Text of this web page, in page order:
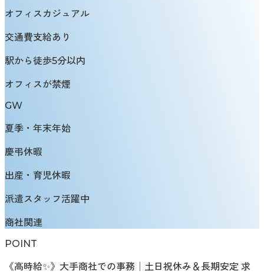
オフィスカジュアル
交通費支給あり
駅から徒歩5分以内
オフィスが禁煙
GW
夏季・年末年始
慶弔休暇
出産・育児休暇
派遣スタッフ活躍中
商社関連
POINT
《高時給✨》大手商社での事務│土日祝休み＆長期安定 求